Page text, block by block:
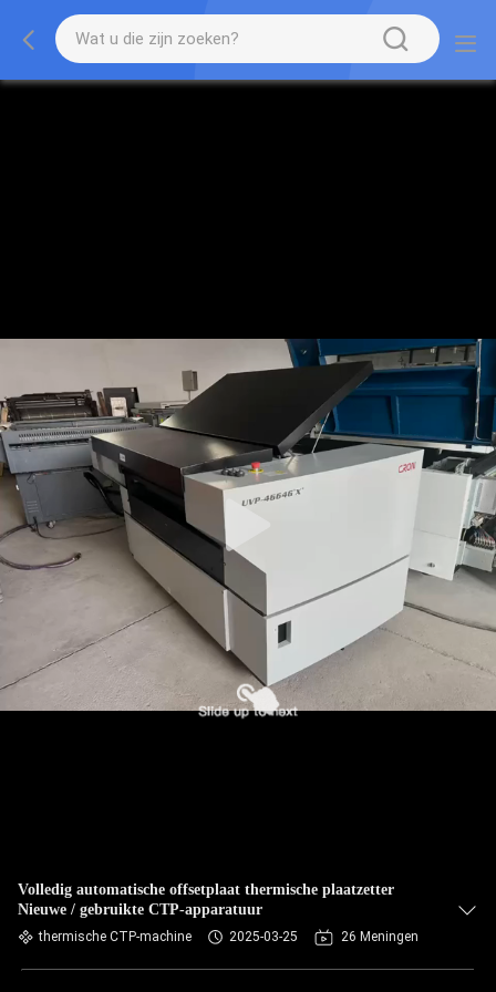
Volledig automatische offsetplaat thermische plaatzetter
Nieuwe / gebruikte CTP-apparatuur
thermische CTP-machine 2025-03-25 26 Meningen